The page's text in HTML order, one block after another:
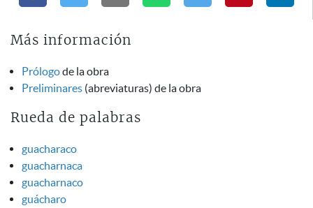
Más información
Prólogode la obra
Preliminares (abreviaturas) de la obra
Rueda de palabras
guacharaco
guacharnaca
guacharnaco
guácharo